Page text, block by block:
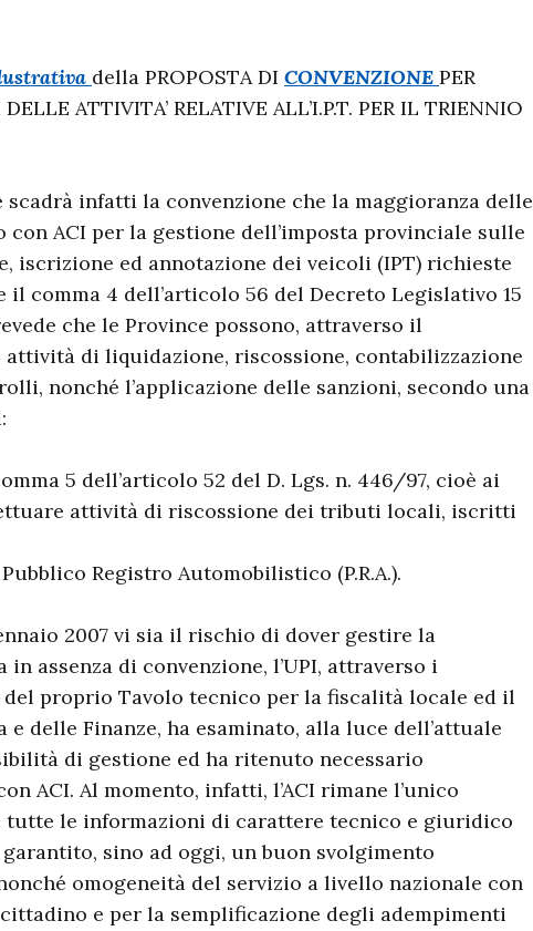
della PROPOSTA DI CONVENZIONE PER
ATTIVITA’ RELATIVE ALL’I.P.T. PER IL TRIENNIO
scadrà infatti la convenzione che la maggioranza delle
ACI per la gestione dell’imposta provinciale sulle
iscrizione ed annotazione dei veicoli (IPT) richieste
il comma 4 dell’articolo 56 del Decreto Legislativo 15
che le Province possono, attraverso il
attività di liquidazione, riscossione, contabilizzazione
nonché l’applicazione delle sanzioni, secondo una
5 dell’articolo 52 del D. Lgs. n. 446/97, cioè ai
attività di riscossione dei tributi locali, iscritti
Registro Automobilistico (P.R.A.).
2007 vi sia il rischio di dover gestire la
in assenza di convenzione, l’UPI, attraverso i
proprio Tavolo tecnico per la fiscalità locale ed il
e delle Finanze, ha esaminato, alla luce dell’attuale
di gestione ed ha ritenuto necessario
ACI. Al momento, infatti, l’ACI rimane l’unico
tutte le informazioni di carattere tecnico e giuridico
sino ad oggi, un buon svolgimento
omogeneità del servizio a livello nazionale con
e per la semplificazione degli adempimenti